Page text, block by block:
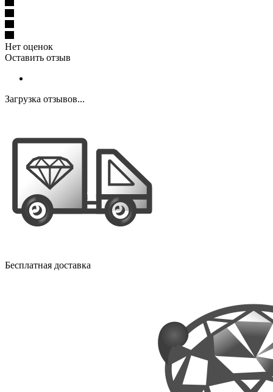
Нет оценок
Оставить отзыв
Загрузка отзывов...
Бесплатная доставка